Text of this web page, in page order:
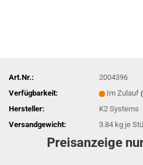
Art.Nr.:
2004396
Verfügbarkeit:
Im Zulauf
Hersteller:
K2 Systems
Versandgewicht:
3.84 kg je
Preisanzeige